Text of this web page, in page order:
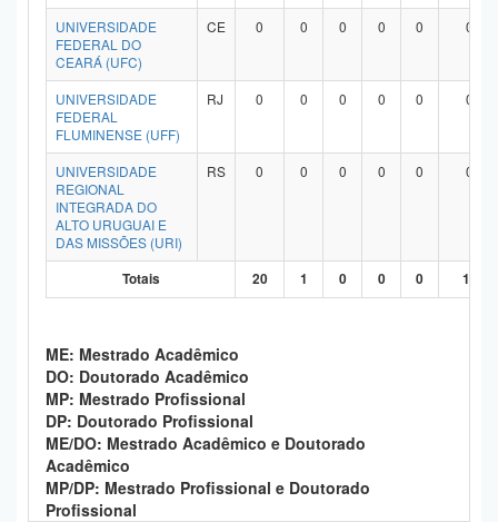
UNIVERSIDADE
FEDERAL DO
CEARÁ (UFC)
CE 0 0 0 0 0 0
UNIVERSIDADE
FEDERAL
FLUMINENSE (UFF)
RJ 0 0 0 0 0 0
UNIVERSIDADE
REGIONAL
INTEGRADA DO
ALTO URUGUAI E
DAS MISSÕES (URI)
RS 0 0 0 0 0 0
Totais 20 1 0 0 0 19
ME: Mestrado Acadêmico
DO: Doutorado Acadêmico
MP: Mestrado Profissional
DP: Doutorado Profissional
ME/DO: Mestrado Acadêmico e Doutorado
Acadêmico
MP/DP: Mestrado Profissional e Doutorado
Profissional